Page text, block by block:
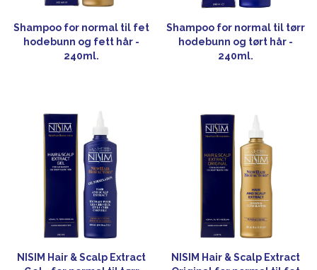
Shampoo for normal til fet
hodebunn og fett hår -
240ml.
Shampoo for normal til tørr
hodebunn og tørt hår -
240ml.
NISIM Hair & Scalp Extract
NISIM Hair & Scalp Extract